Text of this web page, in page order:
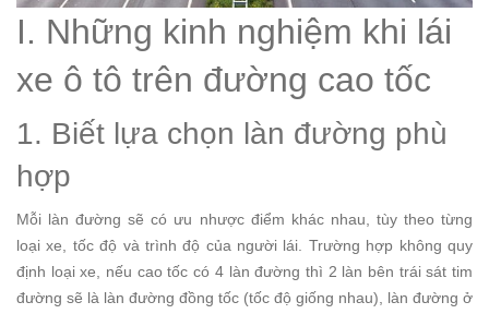
I. Những kinh nghiệm khi lái
xe ô tô trên đường cao tốc
1. Biết lựa chọn làn đường phù
hợp
Mỗi làn đường sẽ có ưu nhược điểm khác nhau, tùy theo từng
loại xe, tốc độ và trình độ của người lái. Trường hợp không quy
định loại xe, nếu cao tốc có 4 làn đường thì 2 làn bên trái sát tim
đường sẽ là làn đường đồng tốc (tốc độ giống nhau), làn đường ở